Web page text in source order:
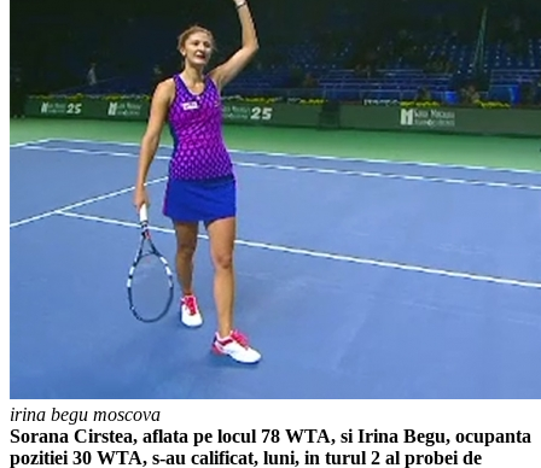
irina begu moscova
Sorana Cirstea, aflata pe locul 78 WTA, si Irina Begu, ocupanta
pozitiei 30 WTA, s-au calificat, luni, in turul 2 al probei de